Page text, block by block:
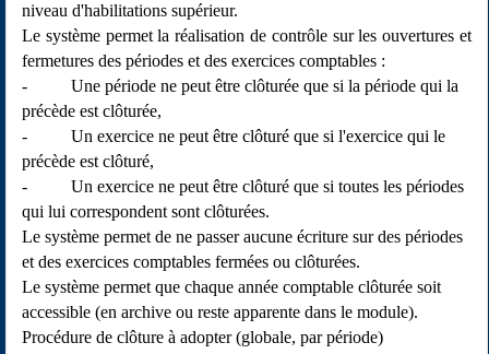
niveau d'habilitations supérieur.
Le système permet la réalisation de contrôle sur les ouvertures et
fermetures des périodes et des exercices comptables :
- Une période ne peut être clôturée que si la période qui la
précède est clôturée,
- Un exercice ne peut être clôturé que si l'exercice qui le
précède est clôturé,
- Un exercice ne peut être clôturé que si toutes les périodes
qui lui correspondent sont clôturées.
Le système permet de ne passer aucune écriture sur des périodes
et des exercices comptables fermées ou clôturées.
Le système permet que chaque année comptable clôturée soit
accessible (en archive ou reste apparente dans le module).
Procédure de clôture à adopter (globale, par période)